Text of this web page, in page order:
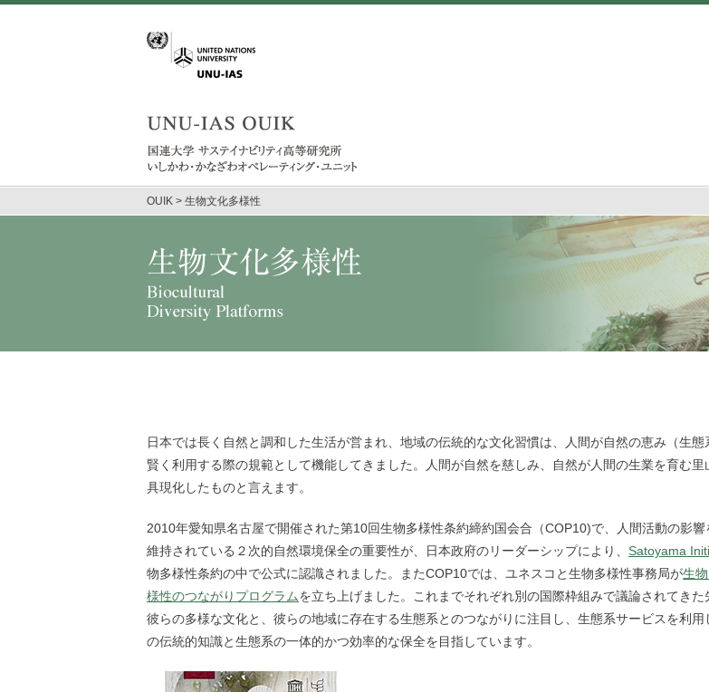
OUIK > 生物文化多様性
日本では長く自然と調和した生活が営まれ、地域の伝統的な文化習慣は、人間が自然の恵み（生態
賢く利用する際の規範として機能してきました。人間が自然を慈しみ、自然が人間の生業を育む里
具現化したものと言えます。
2010年愛知県名古屋で開催された第10回生物多様性条約締約国会合（COP10)で、人間活動の影響
維持されている２次的自然環境保全の重要性が、日本政府のリーダーシップにより、 Satoyama
物多様性条約の中で公式に認識されました。またCOP10では、ユネスコと生物多様性事務局が生
様性のつながりプログラムを立ち上げました。これまでそれぞれ別の国際枠組みで議論されてきた
彼らの多様な文化と、彼らの地域に存在する生態系とのつながりに注目し、生態系サービスを利用
の伝統的知識と生態系の一体的かつ効率的な保全を目指しています。